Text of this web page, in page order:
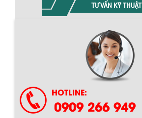
TƯ VẤN KỸ THUẬT
HOTLINE:
0909 266 949